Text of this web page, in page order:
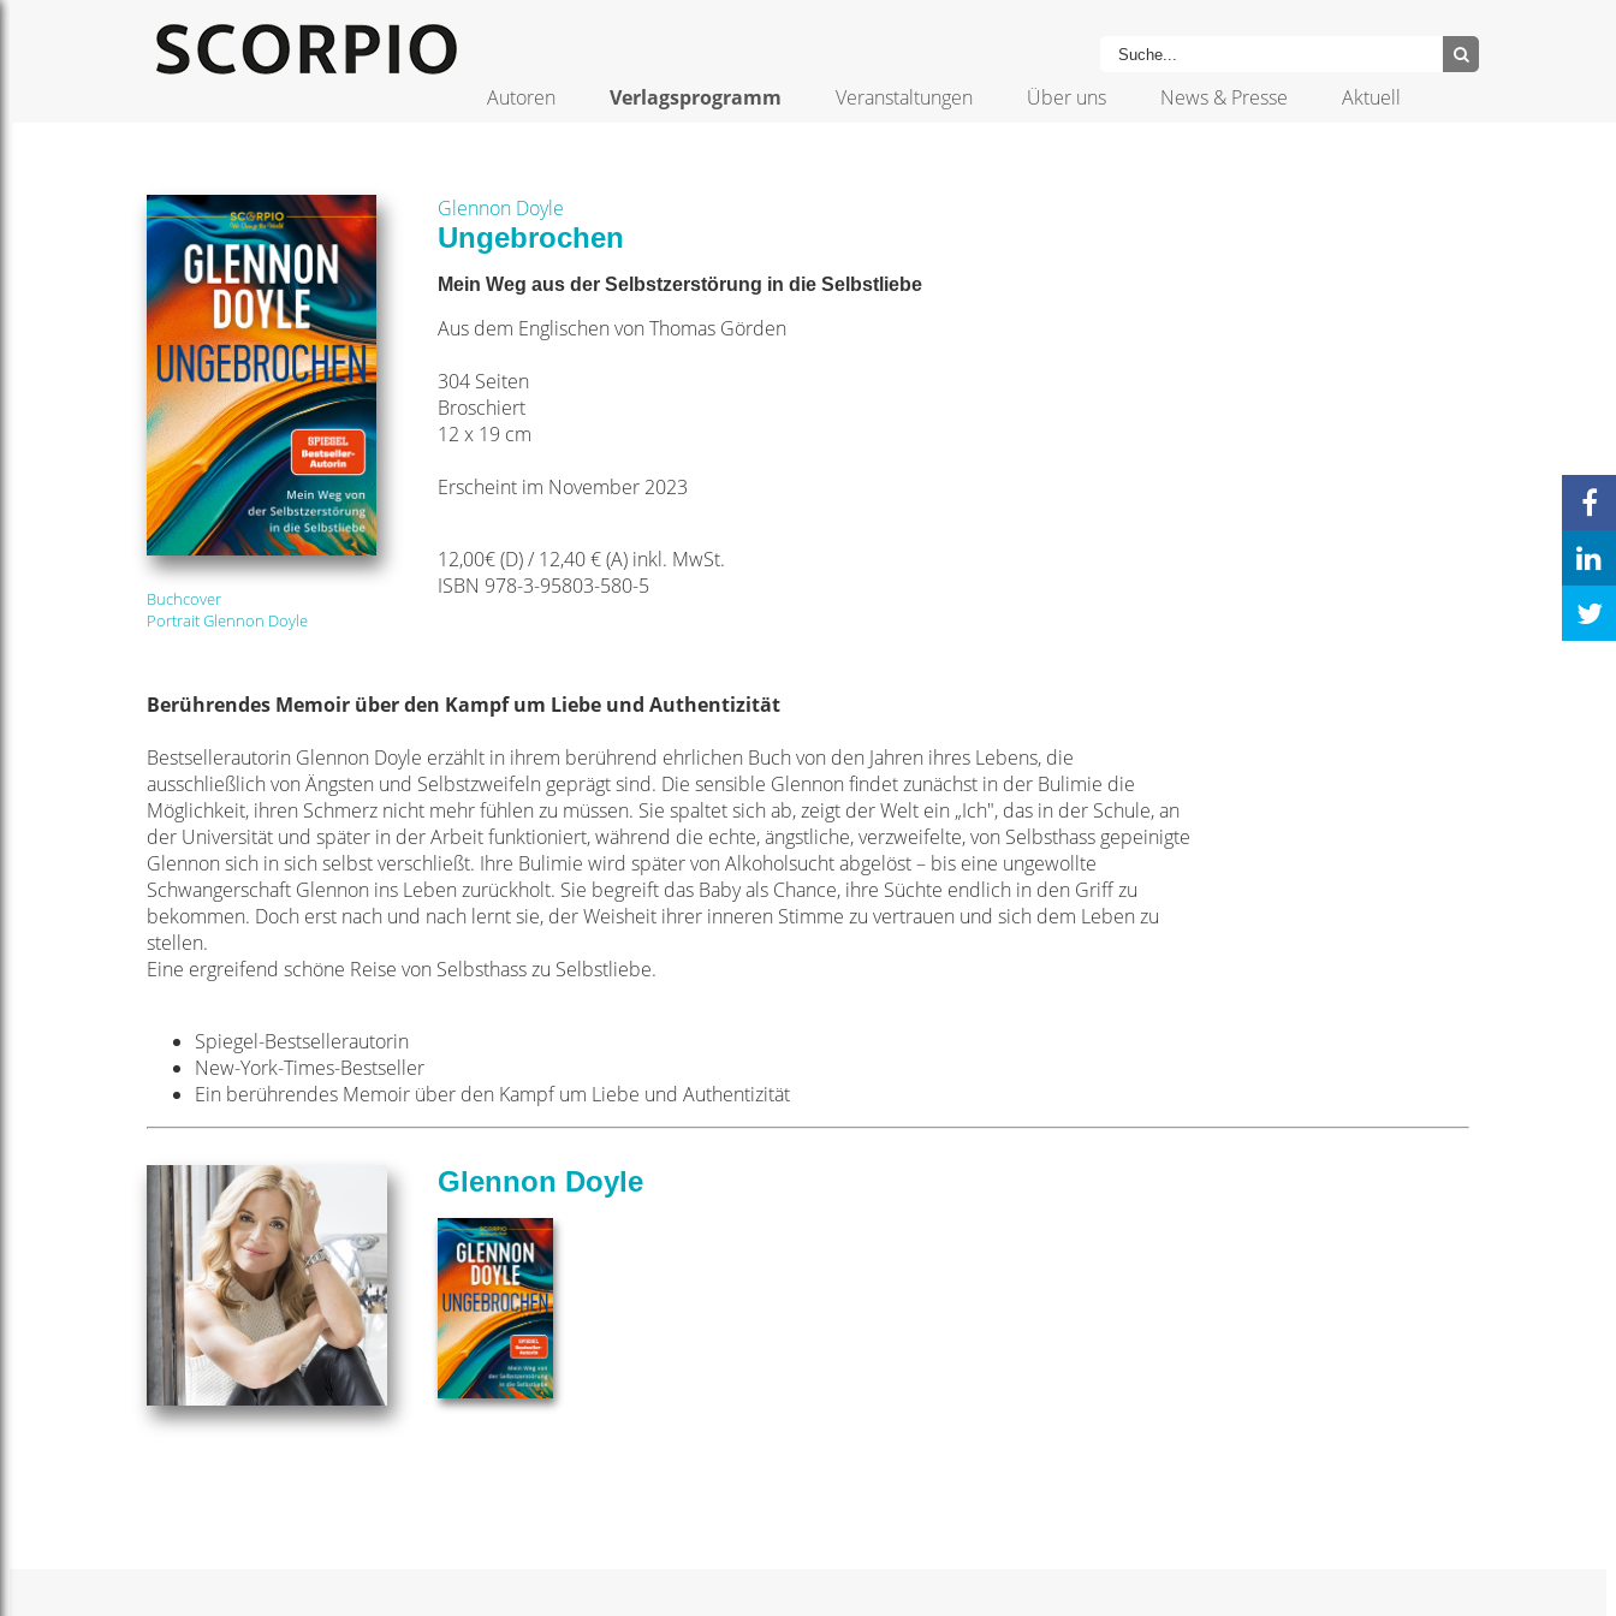
Autoren Verlagsprogramm Veranstaltungen Über uns News & Presse Aktuell
Buchcover
Portrait Glennon Doyle
Glennon Doyle
Ungebrochen
Mein Weg aus der Selbstzerstörung in die Selbstliebe
Aus dem Englischen von Thomas Görden
304 Seiten
Broschiert
12 x 19 cm
Erscheint im November 2023
12,00€ (D) / 12,40 € (A) inkl. MwSt.
ISBN 978-3-95803-580-5
Berührendes Memoir über den Kampf um Liebe und Authentizität
Bestsellerautorin Glennon Doyle erzählt in ihrem berührend ehrlichen Buch von den Jahren ihres Lebens, die
ausschließlich von Ängsten und Selbstzweifeln geprägt sind. Die sensible Glennon findet zunächst in der Bulimie die
Möglichkeit, ihren Schmerz nicht mehr fühlen zu müssen. Sie spaltet sich ab, zeigt der Welt ein „Ich", das in der Schule, an
der Universität und später in der Arbeit funktioniert, während die echte, ängstliche, verzweifelte, von Selbsthass gepeinigte
Glennon sich in sich selbst verschließt. Ihre Bulimie wird später von Alkoholsucht abgelöst – bis eine ungewollte
Schwangerschaft Glennon ins Leben zurückholt. Sie begreift das Baby als Chance, ihre Süchte endlich in den Griff zu
bekommen. Doch erst nach und nach lernt sie, der Weisheit ihrer inneren Stimme zu vertrauen und sich dem Leben zu
stellen.
Eine ergreifend schöne Reise von Selbsthass zu Selbstliebe.
Spiegel-Bestsellerautorin
New-York-Times-Bestseller
Ein berührendes Memoir über den Kampf um Liebe und Authentizität
Glennon Doyle